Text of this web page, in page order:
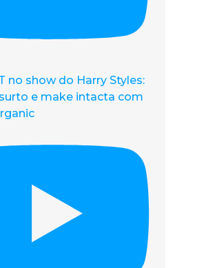
no show do Harry Styles:
e make intacta com